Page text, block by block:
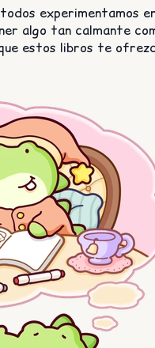
experimentamos
algo tan calmante
estos libros te